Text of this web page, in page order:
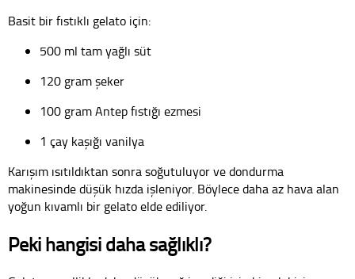
Basit bir fıstıklı gelato için:
500 ml tam yağlı süt
120 gram şeker
100 gram Antep fıstığı ezmesi
1 çay kaşığı vanilya
Karışım ısıtıldıktan sonra soğutuluyor ve dondurma
makinesinde düşük hızda işleniyor. Böylece daha az hava alan
yoğun kıvamlı bir gelato elde ediliyor.
Peki hangisi daha sağlıklı?